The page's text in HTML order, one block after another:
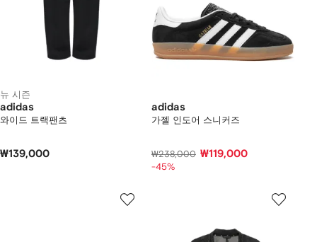
뉴 시즌
adidas
와이드 트랙팬츠
₩139,000
adidas
가젤 인도어 스니커즈
₩238,000 ₩119,000
-45%